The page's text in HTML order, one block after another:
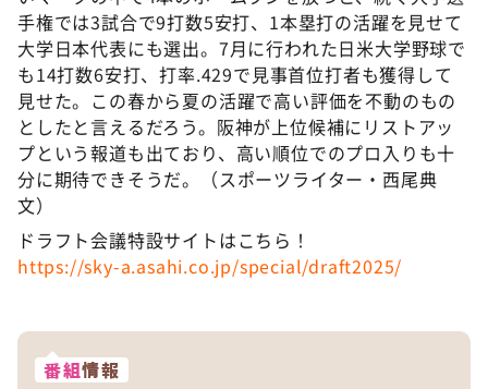
手権では3試合で9打数5安打、1本塁打の活躍を見せて
大学日本代表にも選出。7月に行われた日米大学野球で
も14打数6安打、打率.429で見事首位打者も獲得して
見せた。この春から夏の活躍で高い評価を不動のもの
としたと言えるだろう。阪神が上位候補にリストアッ
プという報道も出ており、高い順位でのプロ入りも十
分に期待できそうだ。（スポーツライター・西尾典
文）
ドラフト会議特設サイトはこちら！
https://sky-a.asahi.co.jp/special/draft2025/
番組情報